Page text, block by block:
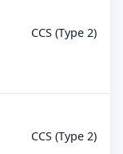
CCS (Type 2)
CCS (Type 2)